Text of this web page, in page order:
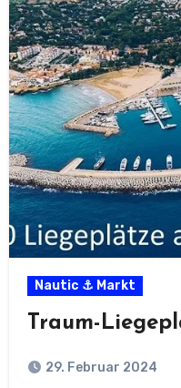
Nautic ⚓ Markt
Traum-
29. Februar 2024